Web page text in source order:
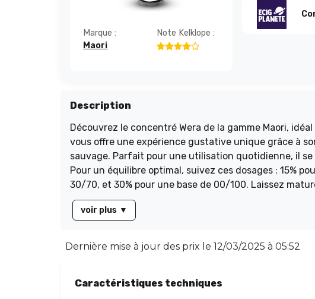
Marque :
Maori
Note Kelklope :
Description
Découvrez le concentré Wera de la gamme Maori,
vous offre une expérience gustative unique grâce à
sauvage. Parfait pour une utilisation quotidienne, il
Pour un équilibre optimal, suivez ces dosages : 15%
30/70, et 30% pour une base de 00/100. Laissez
aromatique.
voir plus ▼
Dernière mise à jour des prix le 12/03/2025 à 05:52
Caractéristiques techniques